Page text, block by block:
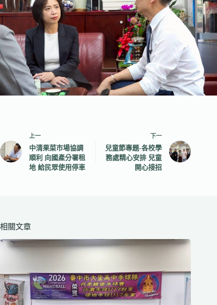
上一
中清果菜市場協調
順利 向國產分署租
地 給民眾使用停車
下一
兒童節專題-各校學
務處精心安排 兒童
開心接招
相關文章